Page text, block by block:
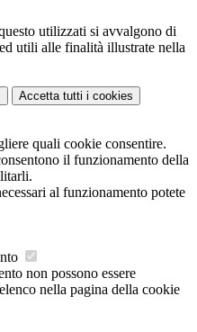
utilizzati si avvalgono di
utili alle finalità illustrate nella
Accetta tutti i cookies
quali cookie consentire.
il funzionamento della
al funzionamento potete
non possono essere
nella pagina della cookie